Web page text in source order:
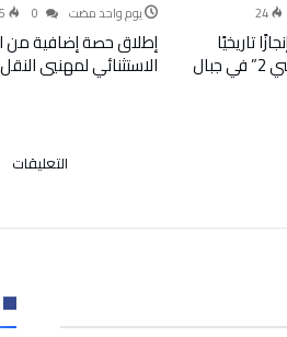
24
تاريخيًا
ببلوغ قمة “كانغ ياتسي 2” في جبال
‫‫‫‏‫يوم واحد مضت‬
إطلاق حصة إضافية من
الاستثنائي لمهنيي
التعليقات